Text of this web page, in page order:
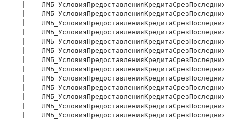
|
|
|
|
|
|
|
|
|
|
|
|
|